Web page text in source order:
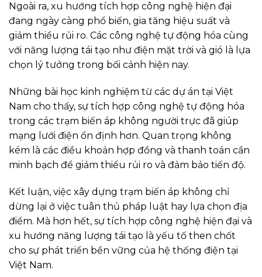
Ngoài ra, xu hướng tích hợp công nghệ hiện đại
đang ngày càng phổ biến, gia tăng hiệu suất và
giảm thiểu rủi ro. Các công nghệ tự động hóa cùng
với năng lượng tái tạo như điện mặt trời và gió là lựa
chọn lý tưởng trong bối cảnh hiện nay.
Những bài học kinh nghiệm từ các dự án tại Việt
Nam cho thấy, sự tích hợp công nghệ tự động hóa
trong các trạm biến áp không người trực đã giúp
mạng lưới điện ổn định hơn. Quan trọng không
kém là các điều khoản hợp đồng và thanh toán cần
minh bạch để giảm thiểu rủi ro và đảm bảo tiến độ.
Kết luận, việc xây dựng trạm biến áp không chỉ
dừng lại ở việc tuân thủ pháp luật hay lựa chọn địa
điểm. Mà hơn hết, sự tích hợp công nghệ hiện đại và
xu hướng năng lượng tái tạo là yếu tố then chốt
cho sự phát triển bền vững của hệ thống điện tại
Việt Nam.